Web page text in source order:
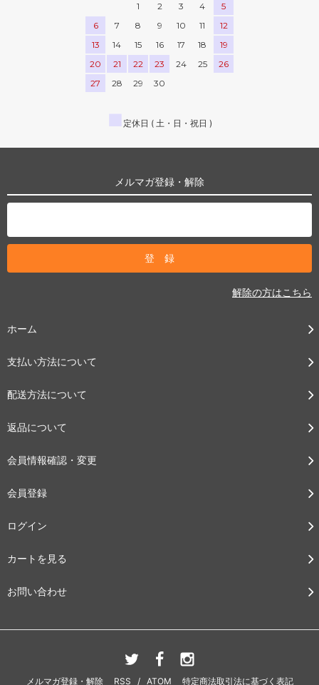
1
2 3 4
5
6
7 8 9 10 11
12
13
14 15 16 17 18
19
20
21 22 23 24 25
26
27
28 29 30
■ 定休日 ( 土・日・祝日 )
メルマガ登録・解除
解除の方はこちら
ホーム
支払い方法について
配送方法について
返品について
会員情報確認・変更
会員登録
ログイン
カートを見る
お問い合わせ
メルマガ登録・解除 RSS / ATOM 特定商法取引法に基づく表記